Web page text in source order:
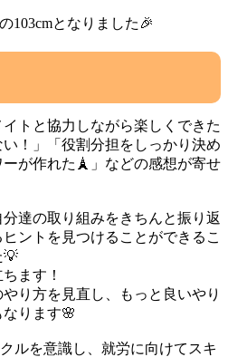
103cmとなりました🎉
トと協力しながら楽しくできた
！」「役割分担をしっかり決め
が作れた🗼」などの感想が寄せ
達の取り組みをきちんと振り返
ントを見つけることができるこ
💡
ます！
り方を見直し、もっと良いやり
ります🌸
ルを意識し、就労に向けてスキ